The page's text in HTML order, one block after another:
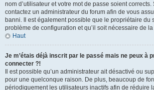
nom d’utilisateur et votre mot de passe soient corrects.
contactez un administrateur du forum afin de vous
banni. Il est également possible que le propriétaire du
problème de configuration et qu’il soit nécessaire de
Haut
Je m’étais déjà inscrit par le passé mais ne peux à
connecter ?!
Il est possible qu’un administrateur ait désactivé ou
pour une quelconque raison. De plus, beaucoup de
périodiquement les utilisateurs inactifs afin de réduire